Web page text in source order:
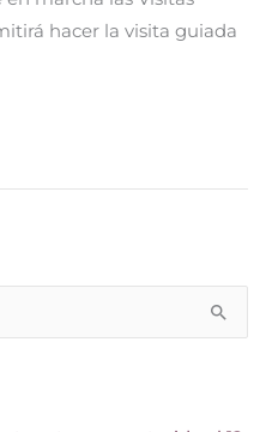
hacer la visita guiada